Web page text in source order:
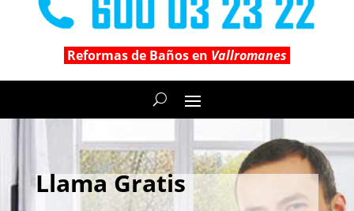
Reformas de Baños en Vallromanes
Llama Gratis